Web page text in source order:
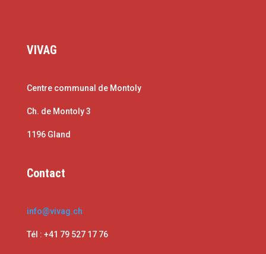
VIVAG
Centre communal de Montoly
Ch. de Montoly 3
1196 Gland
Contact
info@vivag.ch
Tél : +41 79 527 17 76